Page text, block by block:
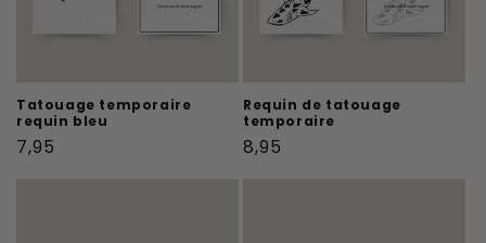
Tatouage temporaire
requin bleu
Prix
7,95
Requin de tatouage
temporaire
Prix
8,95